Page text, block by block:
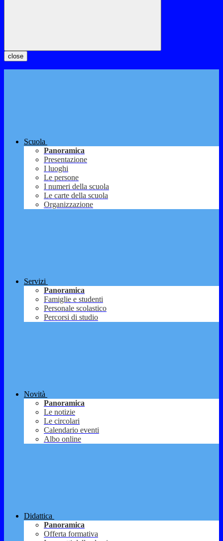
close
Scuola
Panoramica
Presentazione
I luoghi
Le persone
I numeri della scuola
Le carte della scuola
Organizzazione
Servizi
Panoramica
Famiglie e studenti
Personale scolastico
Percorsi di studio
Novità
Panoramica
Le notizie
Le circolari
Calendario eventi
Albo online
Didattica
Panoramica
Offerta formativa